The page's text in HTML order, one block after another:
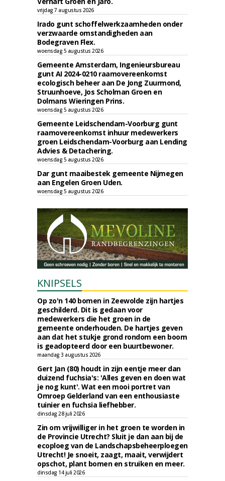
vrijdag 7 augustus 2026
Irado gunt schoffelwerkzaamheden onder
verzwaarde omstandigheden aan
Bodegraven Flex.
woensdag 5 augustus 2026
Gemeente Amsterdam, Ingenieursbureau
gunt AI 2024-0210 raamovereenkomst
ecologisch beheer aan De Jong Zuurmond,
Struunhoeve, Jos Scholman Groen en
Dolmans Wieringen Prins.
woensdag 5 augustus 2026
Gemeente Leidschendam-Voorburg gunt
raamovereenkomst inhuur medewerkers
groen Leidschendam-Voorburg aan Lending
Advies & Detachering.
woensdag 5 augustus 2026
Dar gunt maaibestek gemeente Nijmegen
aan Engelen Groen Uden.
woensdag 5 augustus 2026
KNIPSELS
Op zo'n 140 bomen in Zeewolde zijn hartjes
geschilderd. Dit is gedaan voor
medewerkers die het groen in de
gemeente onderhouden. De hartjes geven
aan dat het stukje grond rondom een boom
is geadopteerd door een buurtbewoner.
maandag 3 augustus 2026
Gert Jan (80) houdt in zijn eentje meer dan
duizend fuchsia's: 'Alles geven en doen wat
je nog kunt'. Wat een mooi portret van
Omroep Gelderland van een enthousiaste
tuinier en fuchsia liefhebber.
dinsdag 28 juli 2026
Zin om vrijwilliger in het groen te worden in
de Provincie Utrecht? Sluit je dan aan bij de
ecoploeg van de Landschapsbeheerploegen
Utrecht! Je snoeit, zaagt, maait, verwijdert
opschot, plant bomen en struiken en meer.
dinsdag 14 juli 2026